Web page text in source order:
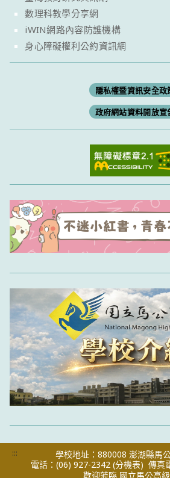
數理科教學分享網
iWIN網路內容防護機構
身心障礙權利公約資訊網
隱私權暨資訊安全政
政府網站資料開放宣
:::
學校地址：880008 澎湖縣馬
電話：(06) 927-2342 (分機表) 傳真
歡迎蒞臨 國立馬公高